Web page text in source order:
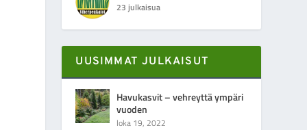
23 julkaisua
UUSIMMAT JULKAISUT
Havukasvit – vehreyttä ympäri
vuoden
loka 19, 2022